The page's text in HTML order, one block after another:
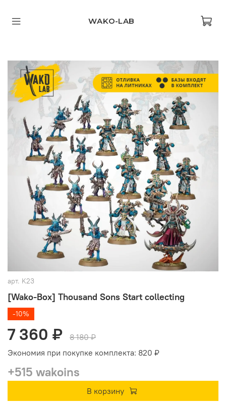
WAKO-LAB
арт. K23
[Wako-Box] Thousand Sons Start collecting
-10%
7 360 ₽
8 180 ₽
Экономия при покупке комплекта: 820 ₽
+515 wakoins
В корзину